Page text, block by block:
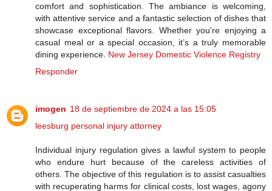
comfort and sophistication. The ambiance is welcoming,
with attentive service and a fantastic selection of dishes that
showcase exceptional flavors. Whether you're enjoying a
casual meal or a special occasion, it’s a truly memorable
dining experience. New Jersey Domestic Violence Registry
Responder
imogen 18 de septiembre de 2024 a las 15:05
leesburg personal injury attorney
Individual injury regulation gives a lawful system to people
who endure hurt because of the careless activities of
others. The objective of this regulation is to assist casualties
with recuperating harms for clinical costs, lost wages, agony